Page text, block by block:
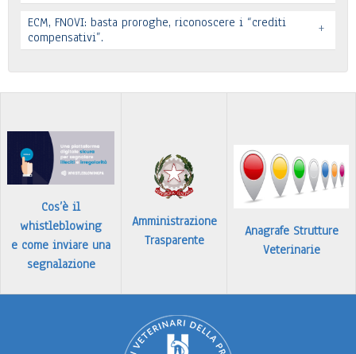
Leggi tutto
Premio “Il peso delle cose” - Candidature
ECM, FNOVI: basta proroghe, riconoscere i “crediti
compensativi”.
+
Cos’è il
whistleblowing
e come inviare una
segnalazione
Amministrazione
Trasparente
Anagrafe Strutture
Veterinarie